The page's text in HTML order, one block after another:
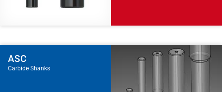
ASC
Carbide Shanks